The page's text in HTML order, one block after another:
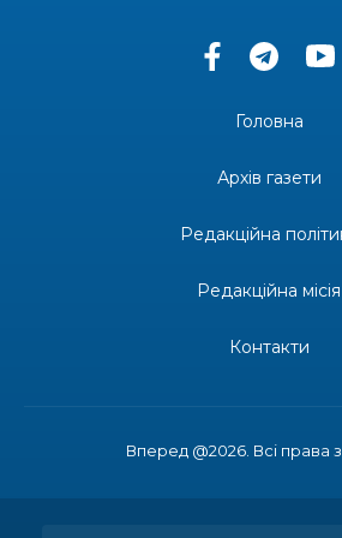
Юні мешканці Бахмутської
долучилися до проєкту
територіальної громади
«Дві музи» у Рівному: свято
епідеміолог, зоолог
Вперед @2026. Всі права
Головна
Архів газети
Редакційна
Редакційна місія
Контакти